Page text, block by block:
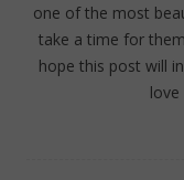
one of the most
take a time for
hope this post will
love